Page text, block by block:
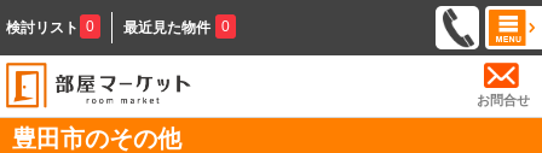
検討リスト 0 最近見た物件 0
お問合せ
豊田市のその他